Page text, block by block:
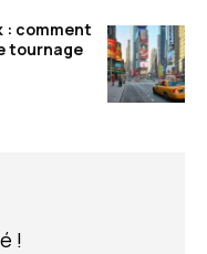
: comment
tournage
!